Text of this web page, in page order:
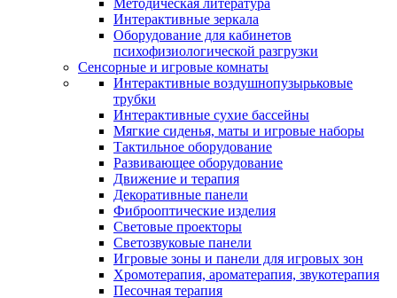
Методическая литература
Интерактивные зеркала
Оборудование для кабинетов
психофизиологической разгрузки
Сенсорные и игровые комнаты
Интерактивные воздушнопузырьковые
трубки
Интерактивные сухие бассейны
Мягкие сиденья, маты и игровые наборы
Тактильное оборудование
Развивающее оборудование
Движение и терапия
Декоративные панели
Фиброоптические изделия
Световые проекторы
Светозвуковые панели
Игровые зоны и панели для игровых зон
Хромотерапия, ароматерапия, звукотерапия
Песочная терапия